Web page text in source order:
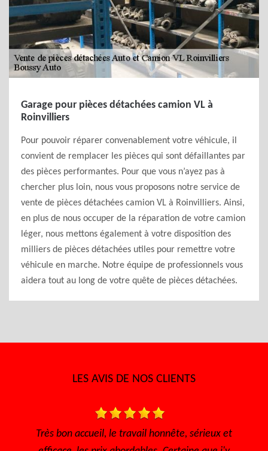
Garage pour pièces détachées camion VL à
Roinvilliers
Pour pouvoir réparer convenablement votre véhicule, il
convient de remplacer les pièces qui sont défaillantes par
des pièces performantes. Pour que vous n’ayez pas à
chercher plus loin, nous vous proposons notre service de
vente de pièces détachées camion VL à Roinvilliers. Ainsi,
en plus de nous occuper de la réparation de votre camion
léger, nous mettons également à votre disposition des
milliers de pièces détachées utiles pour remettre votre
véhicule en marche. Notre équipe de professionnels vous
aidera tout au long de votre quête de pièces détachées.
LES AVIS DE NOS CLIENTS
Très bon accueil, rapide pour avoir un rendez vous, à